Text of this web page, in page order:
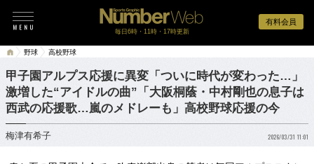
有料会員
毎日6時・11時・17時更新
野球 高校野球
甲子園アルプス応援に異変「ついに時代が変わった…」
激増した“アイドルの曲”「大阪桐蔭・中村剛也の息子は
西武の応援歌…嵐のメドレーも」高校野球応援の今
梅津有希子 2026/03/31 11:01